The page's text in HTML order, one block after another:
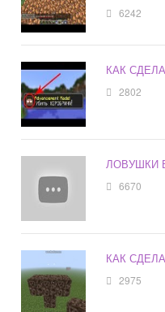
6242
КАК
2802
ЛОВУШКИ
6670
КАК
2975